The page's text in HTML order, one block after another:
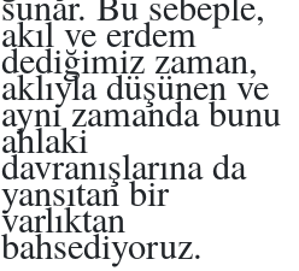
akıl ve erdem
dediğimiz zaman,
aklıyla düşünen ve
aynı zamanda bunu
ahlaki
davranışlarına da
yansıtan bir
varlıktan
bahsediyoruz.